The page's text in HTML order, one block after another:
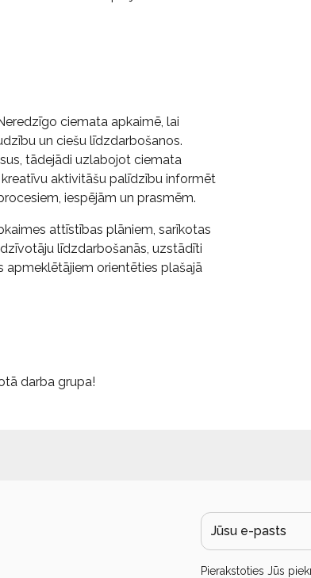
ciemata apkaimē, lai
un ciešu līdzdarbošanos.
tādejādi uzlabojot ciemata
aktivitāšu palīdzību informēt
iespējām un prasmēm.
attīstības plāniem, sarīkotas
līdzdarbošanās, uzstādīti
apmeklētājiem orientēties plašajā
darba grupa!
Pierakstoties Jūs